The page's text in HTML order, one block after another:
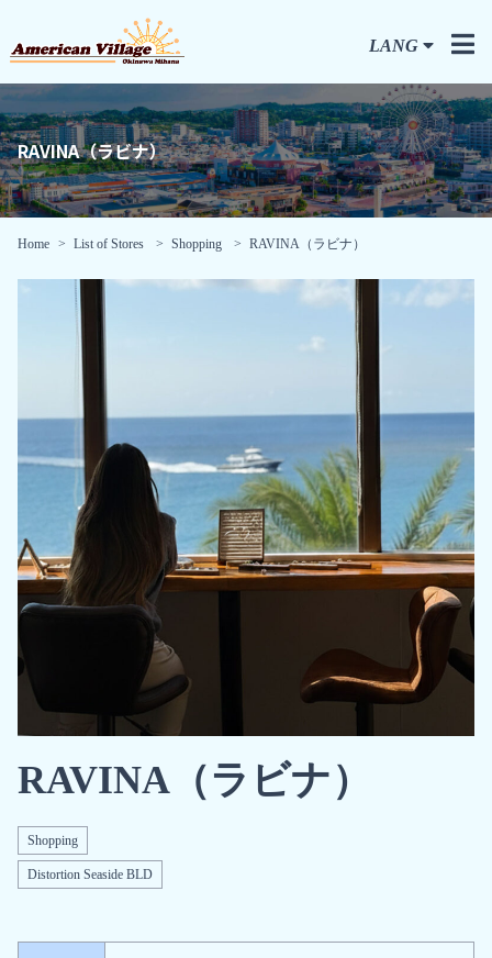
LANG
RAVINA（ラビナ）
Home List of Stores Shopping RAVINA（ラビナ）
RAVINA（ラビナ）
Shopping
Distortion Seaside BLD